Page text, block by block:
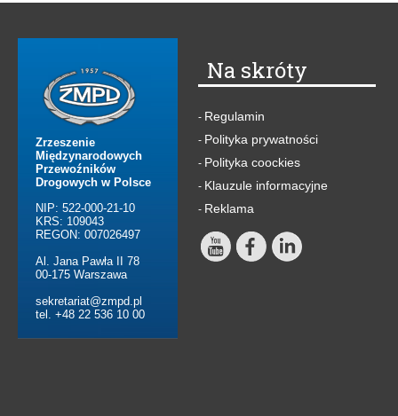
Zrzeszenie
Międzynarodowych
Przewoźników
Drogowych w Polsce
NIP: 522-000-21-10
KRS: 109043
REGON: 007026497
Al. Jana Pawła II 78
00-175 Warszawa
sekretariat@zmpd.pl
tel. +48 22 536 10 00
Na skróty
- Regulamin
- Polityka prywatności
- Polityka coockies
- Klauzule informacyjne
- Reklama